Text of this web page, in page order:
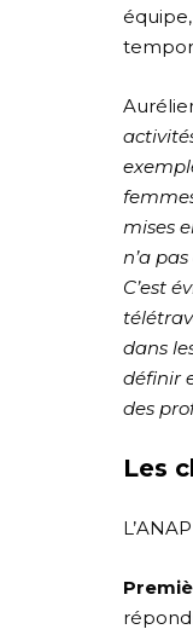
mises
n’a
C’est
dans
définir
des
Les